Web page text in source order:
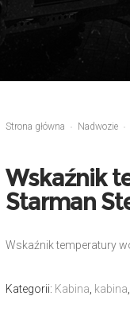
Strona główna Nadwozie
Wskaźnik
Starman
Wskaźnik temperatury
Kategorii: Kabina kabina